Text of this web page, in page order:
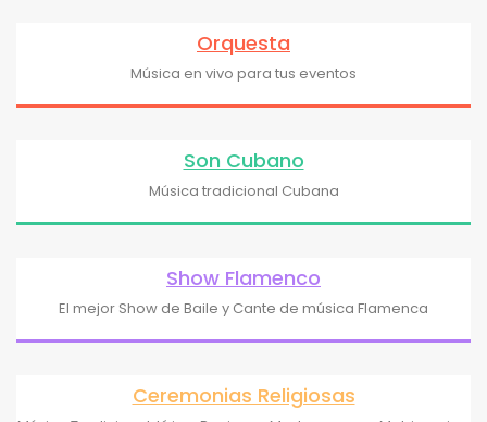
Orquesta
Música en vivo para tus eventos
Son Cubano
Música tradicional Cubana
Show Flamenco
El mejor Show de Baile y Cante de música Flamenca
Ceremonias Religiosas